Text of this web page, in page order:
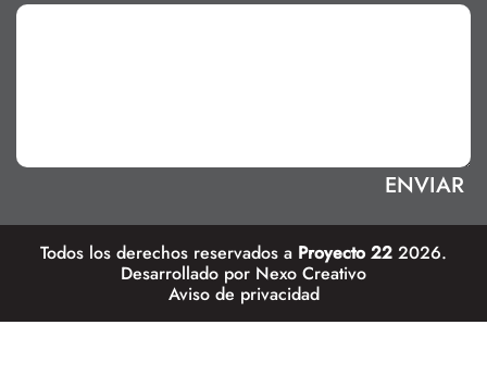
Todos los derechos reservados a Proyecto 22 2026.
Desarrollado por Nexo Creativo
Aviso de privacidad